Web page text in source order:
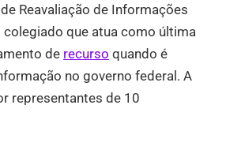
Reavaliação de Informações
colegiado que atua como última
de recurso quando é
no governo federal. A
representantes de 10